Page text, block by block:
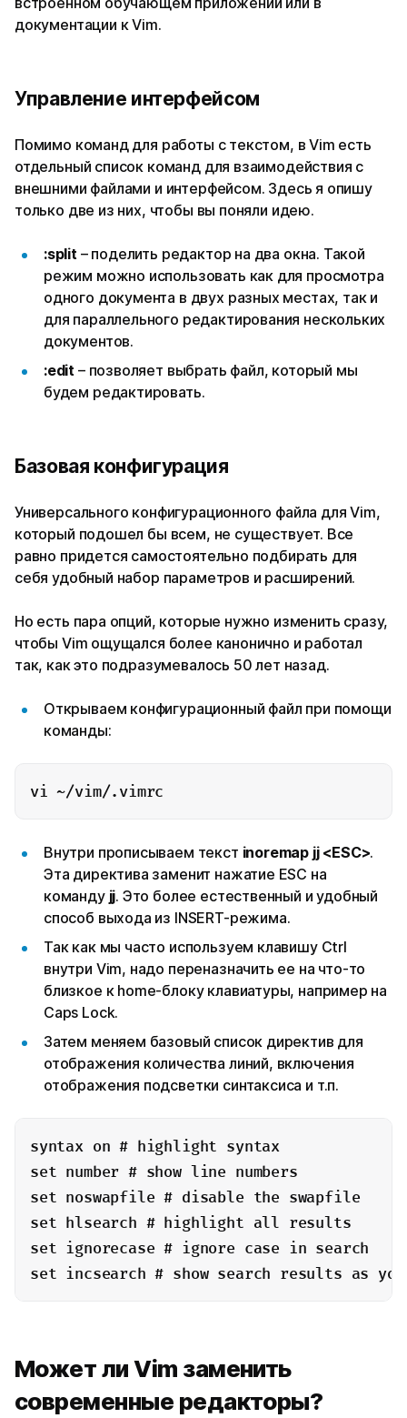
документации к Vim.
Управление интерфейсом
Помимо команд для работы с текстом, в Vim есть
отдельный список команд для взаимодействия с
внешними файлами и интерфейсом. Здесь я опишу
только две из них, чтобы вы поняли идею.
:split – поделить редактор на два окна. Такой
режим можно использовать как для просмотра
одного документа в двух разных местах, так и
для параллельного редактирования нескольких
документов.
:edit – позволяет выбрать файл, который мы
будем редактировать.
Базовая конфигурация
Универсального конфигурационного файла для Vim,
который подошел бы всем, не существует. Все
равно придется самостоятельно подбирать для
себя удобный набор параметров и расширений.
Но есть пара опций, которые нужно изменить сразу,
чтобы Vim ощущался более канонично и работал
так, как это подразумевалось 50 лет назад.
Открываем конфигурационный файл при помощи
команды:
vi ~/vim/.vimrc
Внутри прописываем текст inoremap jj <ESC>.
Эта директива заменит нажатие ESC на
команду jj. Это более естественный и удобный
способ выхода из INSERT-режима.
Так как мы часто используем клавишу Ctrl
внутри Vim, надо переназначить ее на что-то
близкое к home-блоку клавиатуры, например на
Caps Lock.
Затем меняем базовый список директив для
отображения количества линий, включения
отображения подсветки синтаксиса и т.п.
syntax on # highlight syntax
set number # show line numbers
set noswapfile # disable the swapfile
set hlsearch # highlight all results
set ignorecase # ignore case in search
set incsearch # show search results as
Может ли Vim заменить
современные редакторы?